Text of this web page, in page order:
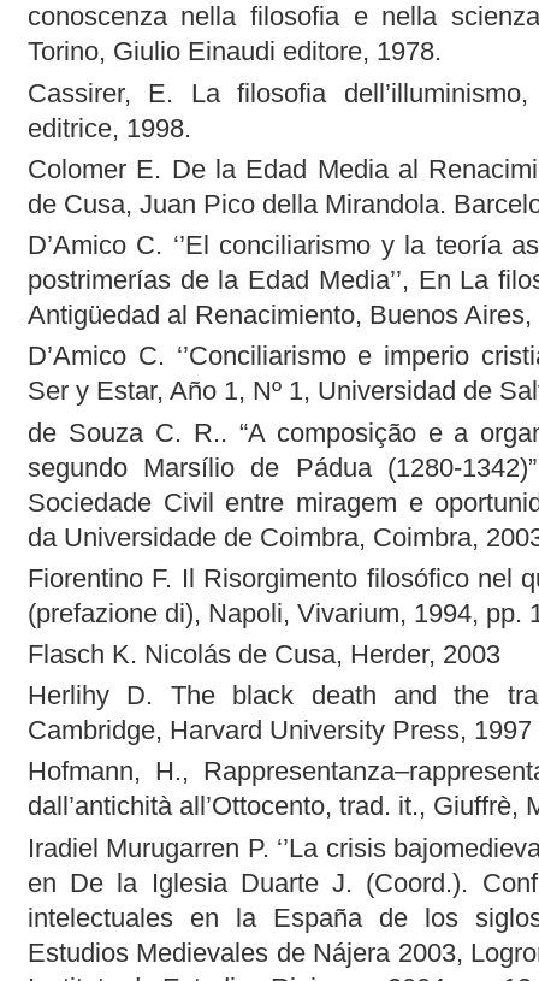
conoscenza nella filosofia e nella
Torino, Giulio Einaudi editore, 1978.
Cassirer, E. La filosofia
editrice, 1998.
Colomer E. De la Edad Media al
de Cusa, Juan Pico della Mirandola.
D’Amico C. ‘’El conciliarismo y la teoría
postrimerías de la Edad Media’’, En La
Antigüedad al Renacimiento, Buenos
D’Amico C. ‘’Conciliarismo e imperio
Ser y Estar, Año 1, Nº 1, Universidad de
de Souza C. R.. “A composição e a
segundo Marsílio de Pádua (1280-
Sociedade Civil entre miragem e
da Universidade de Coimbra, Coimbra,
Fiorentino F. Il Risorgimento filosófico nel
(prefazione di), Napoli, Vivarium, 1994, pp.
Flasch K. Nicolás de Cusa, Herder, 2003
Herlihy D. The black death and the
Cambridge, Harvard University Press, 1997
Hofmann, H.,
dall’antichità all’Ottocento, trad. it., Giuffrè,
Iradiel Murugarren P. ‘’La crisis
en De la Iglesia Duarte J. (Coord.).
intelectuales en la España de los
Estudios Medievales de Nájera 2003,